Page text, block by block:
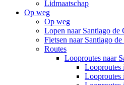
Lidmaatschap
Op weg
Op weg
Lopen naar Santiago de
Fietsen naar Santiago
Routes
Looproutes naar
Looproutes
Looproutes